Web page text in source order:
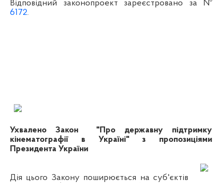
Відповідний законопроект зареєстровано за №
6172.
Ухвалено Закон "Про державну підтримку
кінематографії в Україні" з пропозиціями
Президента України
Дія цього Закону поширюється на суб'єктів